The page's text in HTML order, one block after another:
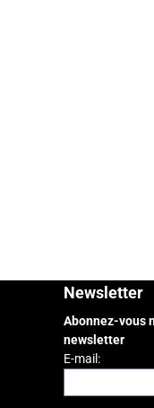
Newsletter
Abonnez-vous
newsletter
E-mail: